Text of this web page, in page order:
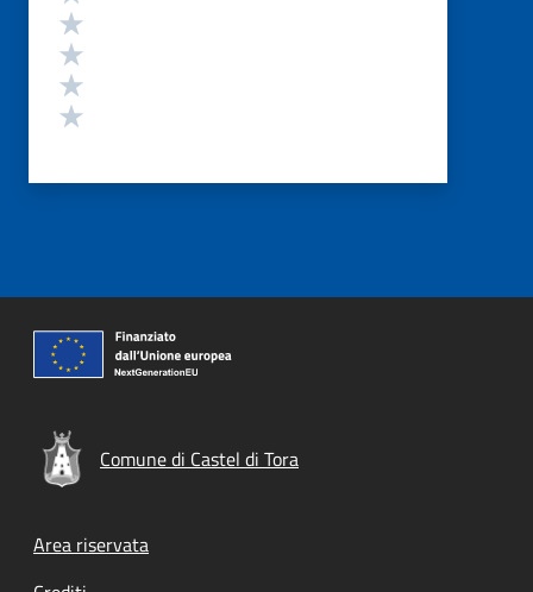
Comune di Castel di Tora
Footer menu
Area riservata